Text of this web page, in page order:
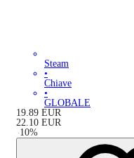
Steam
•
Chiave
•
GLOBALE
19.89 EUR
22.10 EUR
-10%